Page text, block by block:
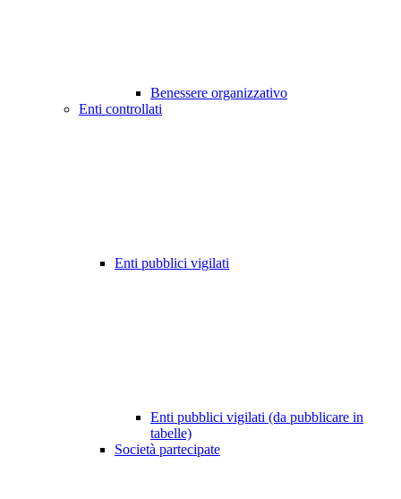
Benessere organizzativo
Enti controllati
Enti pubblici vigilati
Enti pubblici vigilati (da pubblicare in
tabelle)
Società partecipate